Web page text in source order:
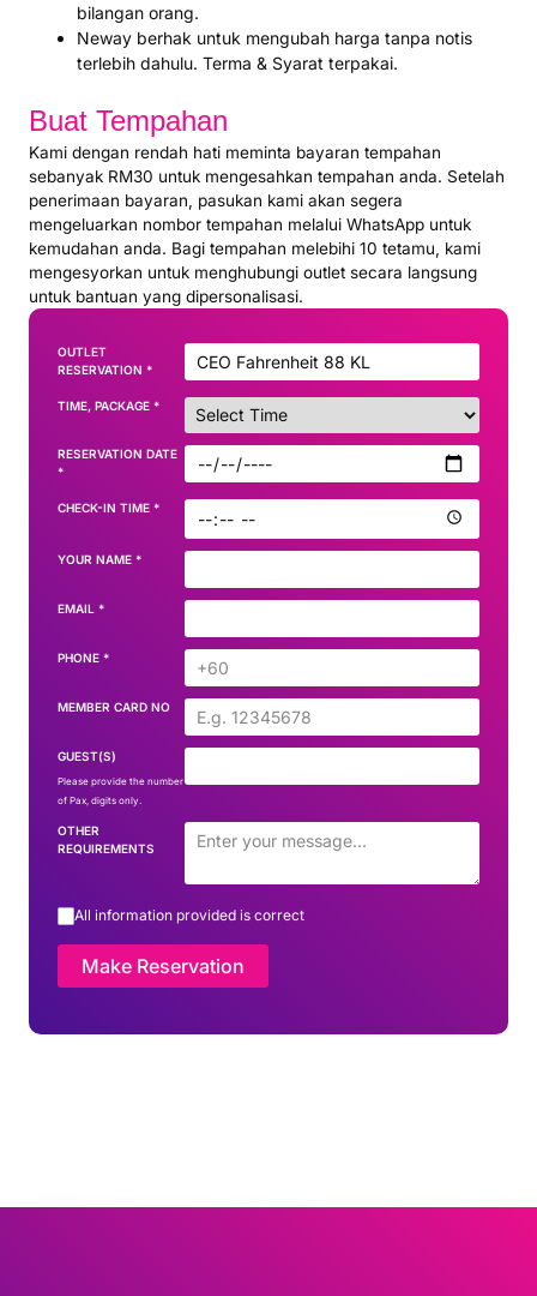
bilangan orang.
Neway berhak untuk mengubah harga tanpa notis
terlebih dahulu. Terma & Syarat terpakai.
Buat Tempahan
Kami dengan rendah hati meminta bayaran tempahan
sebanyak RM30 untuk mengesahkan tempahan anda. Setelah
penerimaan bayaran, pasukan kami akan segera
mengeluarkan nombor tempahan melalui WhatsApp untuk
kemudahan anda. Bagi tempahan melebihi 10 tetamu, kami
mengesyorkan untuk menghubungi outlet secara langsung
untuk bantuan yang dipersonalisasi.
OUTLET
RESERVATION *
TIME, PACKAGE *
RESERVATION DATE
*
CHECK-IN TIME *
YOUR NAME *
EMAIL *
PHONE *
MEMBER CARD NO
GUEST(S)
Please provide the number
of Pax, digits only.
OTHER
REQUIREMENTS
All information provided is correct
Make Reservation